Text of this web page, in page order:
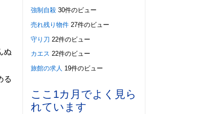
ぬ
る
強制自殺 30件のビュー
売れ残り物件 27件のビュー
守り刀 22件のビュー
カエス 22件のビュー
旅館の求人 19件のビュー
ここ1カ月でよく見ら
れています